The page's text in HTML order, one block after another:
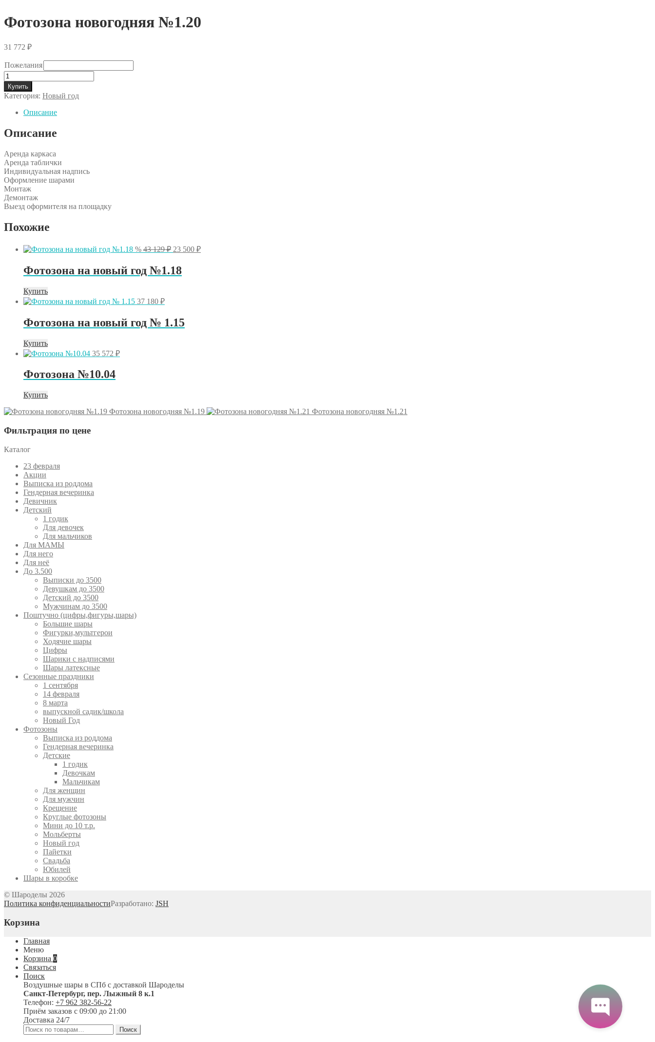
Фотозона новогодняя №1.20
31 772 ₽
Пожелания
Количество
товара
Фотозона
новогодняя
№1.20
Купить
Категория: Новый год
Описание
Описание
Аренда каркаса
Аренда таблички
Индивидуальная надпись
Оформление шарами
Монтаж
Демонтаж
Выезд оформителя на площадку
Похожие
% 43 129₽ Первоначальная
составляла
43
23 500 ₽Текущая
Фотозона на новый год №1.18
Купить
37 180 ₽
Фотозона на новый год № 1.15
Купить
35 572 ₽
Фотозона №10.04
Купить
Фотозона новогодняя №1.19
Фотозона новогодняя №1.21
Фильтрация по цене
Каталог
23 февраля
Акции
Выписка из роддома
Гендерная вечеринка
Девичник
Детский
1 годик
Для девочек
Для мальчиков
Для МАМЫ
Для него
Для неё
До 3.500
Выписки до 3500
Девушкам до 3500
Детский до 3500
Мужчинам до 3500
Поштучно (цифры,фигуры,шары)
Большие шары
Фигурки,мультгерои
Ходячие шары
Цифры
Шарики с надписями
Шары латексные
Сезонные праздники
1 сентября
14 февраля
8 марта
выпускной садик/школа
Новый Год
Фотозоны
Выписка из роддома
Гендерная вечеринка
Детские
1 годик
Девочкам
Мальчикам
Для женщин
Для мужчин
Крещение
Круглые фотозоны
Мини до 10 т.р.
Мольберты
Новый год
Пайетки
Свадьба
Юбилей
Шары в коробке
© Шароделы 2026
Политика конфиденциальностиРазработано: JSH
Корзина
Главная
Меню
Корзина 0
Связаться
Поиск
Воздушные шары в СПб с доставкой Шароделы
Санкт-Петербург, пер. Лыжный 8 к.1
Телефон: +7 962 382-56-22
Приём заказов с 09:00 до 21:00
Доставка 24/7
Искать:
Поиск